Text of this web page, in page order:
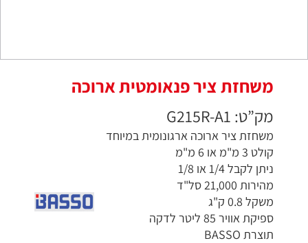
משחזת ציר פנאומטית ארוכה
מק”ט: G215R-A1
משחזת ציר ארוכה ארגונומית במיוחד
קולט 3 מ"מ או 6 מ"מ
ניתן לקבל 1/4 או 1/8
מהירות 21,000 סל"ד
משקל 0.8 ק"ג
ספיקת אוויר 85 ליטר לדקה
תוצרת BASSO